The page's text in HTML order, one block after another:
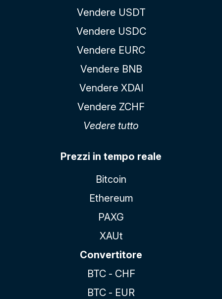
Vendere USDT
Vendere USDC
Vendere EURC
Vendere BNB
Vendere XDAI
Vendere ZCHF
Vedere tutto
Prezzi in tempo reale
Bitcoin
Ethereum
PAXG
XAUt
Convertitore
BTC - CHF
BTC - EUR